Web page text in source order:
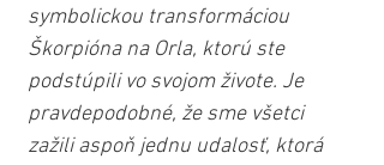
symbolickou transformáciou
Škorpióna na Orla, ktorú ste
podstúpili vo svojom živote. Je
pravdepodobné, že sme všetci
zažili aspoň jednu udalosť, ktorá